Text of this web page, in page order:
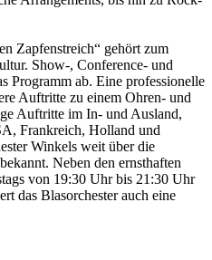
Zapfenstreich“ gehört zum
Show-, Conference- und
Programm ab. Eine professionelle
Auftritte zu einem Ohren- und
Auftritte im In- und Ausland,
Frankreich, Holland und
Winkels weit über die
Neben den ernsthaften
von 19:30 Uhr bis 21:30 Uhr
das Blasorchester auch eine